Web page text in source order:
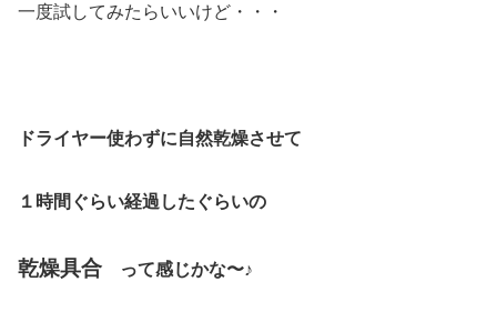
一度試してみたらいいけど・・・
ドライヤー使わずに自然乾燥させて
１時間ぐらい経過したぐらいの
乾燥具合 って感じかな〜♪